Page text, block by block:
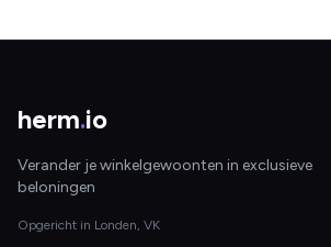
herm.io
Verander je winkelgewoonten in exclusieve
beloningen
Opgericht in Londen, VK